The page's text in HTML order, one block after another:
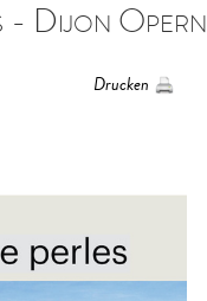
Drucken